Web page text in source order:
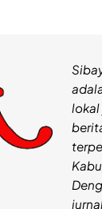
lokal